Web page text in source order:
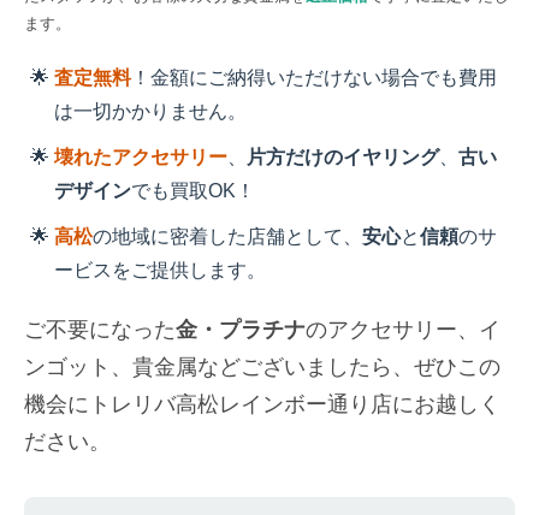
ます。
査定無料！金額にご納得いただけない場合でも費用
は一切かかりません。
壊れたアクセサリー 片方だけのイヤリング、 古い
デザインでも買取OK！
高松の地域に密着した店舗として、 安心と信頼のサ
ービスをご提供します。
ご不要になった金・プラチナのアクセサリー、イ
ンゴット、貴金属などございましたら、ぜひこの
機会にトレリバ高松レインボー通り店にお越しく
ださい。